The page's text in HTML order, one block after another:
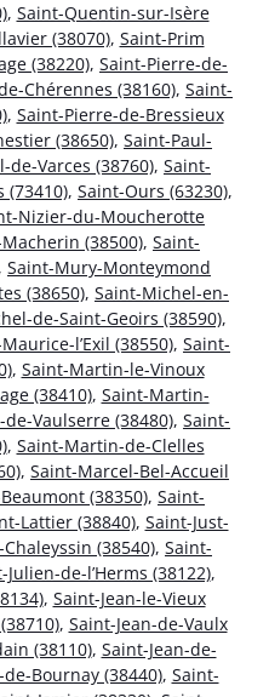
, Saint-Quentin-sur-Isère
(38070), Saint-Prim
(38220), Saint-Pierre-de-
Chérennes (38160), Saint-
, Saint-Pierre-de-Bressieux
(38650), Saint-Paul-
de-Varces (38760), Saint-
(73410), Saint-Ours (63230),
Nizier-du-Moucherotte
(38500), Saint-
, Saint-Mury-Monteymond
(38650), Saint-Michel-en-
de-Saint-Geoirs (38590),
l’Exil (38550), Saint-
, Saint-Martin-le-Vinoux
(38410), Saint-Martin-
Vaulserre (38480), Saint-
, Saint-Martin-de-Clelles
, Saint-Marcel-Bel-Accueil
(38350), Saint-
Lattier (38840), Saint-Just-
(38540), Saint-
Julien-de-l’Herms (38122),
, Saint-Jean-le-Vieux
, Saint-Jean-de-Vaulx
(38110), Saint-Jean-de-
de-Bournay (38440), Saint-